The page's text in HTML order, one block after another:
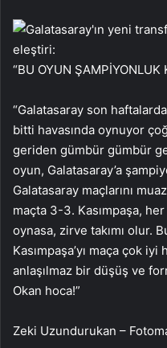
“BU OYUN ŞAMPİYONLUK
“Galatasaray son
bitti havasında oynuyor
geriden gümbür gümbür
oyun, Galatasaray’a
Galatasaray maçlarını
maçta 3-3. Kasımpaşa, her
oynasa, zirve takımı olur.
Kasımpaşa’yı maça çok iyi
anlaşılmaz bir düşüş ve
Okan hoca!”
Zeki Uzundurukan –